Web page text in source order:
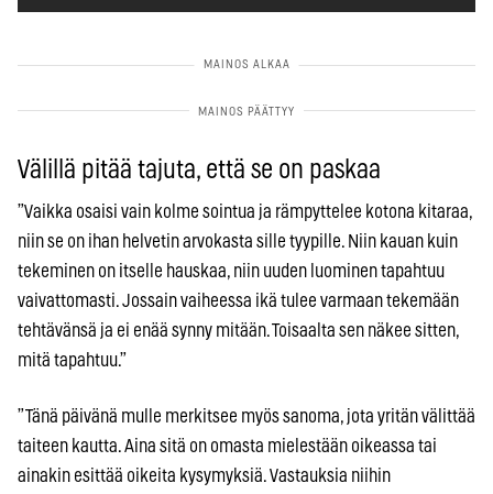
Välillä pitää tajuta, että se on paskaa
”Vaikka osaisi vain kolme sointua ja rämpyttelee kotona kitaraa,
niin se on ihan helvetin arvokasta sille tyypille. Niin kauan kuin
tekeminen on itselle hauskaa, niin uuden luominen tapahtuu
vaivattomasti. Jossain vaiheessa ikä tulee varmaan tekemään
tehtävänsä ja ei enää synny mitään. Toisaalta sen näkee sitten,
mitä tapahtuu.”
”Tänä päivänä mulle merkitsee myös sanoma, jota yritän välittää
taiteen kautta. Aina sitä on omasta mielestään oikeassa tai
ainakin esittää oikeita kysymyksiä. Vastauksia niihin